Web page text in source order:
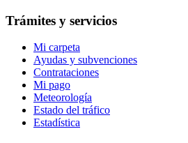
Trámites y servicios
Mi carpeta
Ayudas y subvenciones
Contrataciones
Mi pago
Meteorología
Estado del tráfico
Estadística